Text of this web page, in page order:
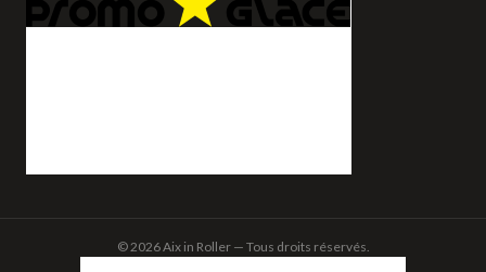
© 2026 Aix in Roller — Tous droits réservés.